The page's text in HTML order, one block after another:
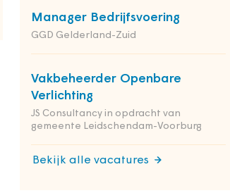
Manager Bedrijfsvoering
GGD Gelderland-Zuid
Vakbeheerder Openbare
Verlichting
JS Consultancy in opdracht van
gemeente Leidschendam-Voorburg
Bekijk alle vacatures